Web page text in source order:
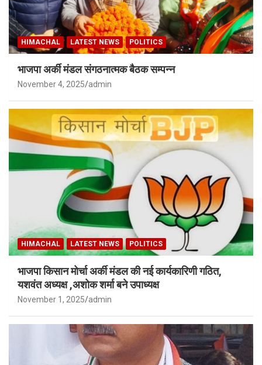
HIMACHAL LATEST NEWS POLITICS
भाजपा अर्की मंडल संगठनात्मक बैठक सम्पन्न
November 4, 2025 admin
HIMACHAL LATEST NEWS POLITICS
भाजपा किसान मोर्चा अर्की मंडल की नई कार्यकारिणी गठित,
यशवंत अध्यक्ष ,अशोक शर्मा बने उपाध्यक्ष
November 1, 2025 admin